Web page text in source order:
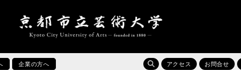
企業の方へ アクセス お問合せ